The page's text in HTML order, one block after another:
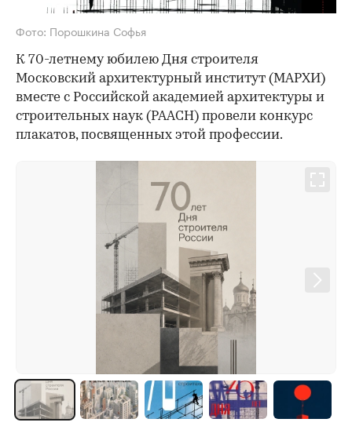
Фото: Порошкина Софья
К 70-летнему юбилею Дня строителя
Московский архитектурный институт (МАРХИ)
вместе с Российской академией архитектуры и
строительных наук (РААСН) провели конкурс
плакатов, посвященных этой профессии.